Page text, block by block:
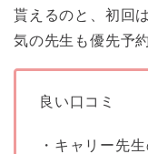
貰えるのと、初回
気の先生も優先予
良い口コミ
・キャリー先